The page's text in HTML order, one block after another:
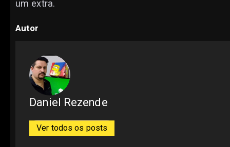
um extra.
Autor
Daniel Rezende
Ver todos os posts